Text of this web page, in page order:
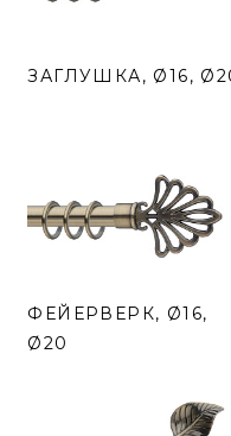
ЗАГЛУШКА, Ø16,
ФЕЙЕРВЕРК, Ø16,
Ø20